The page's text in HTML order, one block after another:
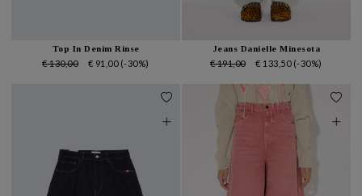
Top In Denim Rinse
€ 130,00 € 91,00 (-30%)
Jeans Danielle Minesota
€ 191,00 € 133,50 (-30%)